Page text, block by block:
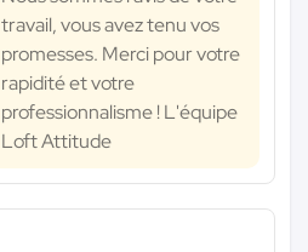
travail, vous avez tenu vos
promesses. Merci pour votre
rapidité et votre
professionnalisme ! L'équipe
Loft Attitude